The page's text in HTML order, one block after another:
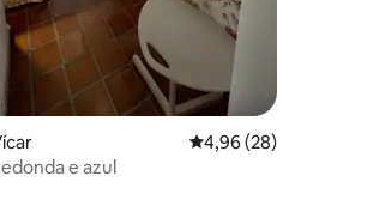
4,96 de uma
4,96 (28)
e azul